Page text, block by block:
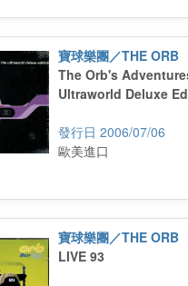
寶球樂團／THE ORB
The Orb's
Ultraworld Deluxe
2006/07/06
歐美進口
寶球樂團／THE ORB
LIVE 93